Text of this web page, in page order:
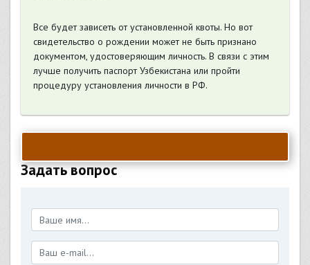
Все будет зависеть от установленной квоты. Но вот
свидетельство о рождении может не быть признано
документом, удостоверяющим личность. В связи с этим
лучше получить паспорт Узбекистана или пройти
процедуру установления личности в РФ.
Задать вопрос